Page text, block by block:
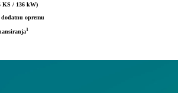
KS / 136 kW)
opremu
1